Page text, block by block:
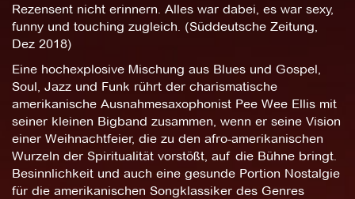
Rezensent nicht erinnern. Alles war dabei, es war sexy,
funny und touching zugleich. (Süddeutsche Zeitung,
Dez 2018)
Eine hochexplosive Mischung aus Blues und Gospel,
Soul, Jazz und Funk rührt der charismatische
amerikanische Ausnahmesaxophonist Pee Wee Ellis mit
seiner kleinen Bigband zusammen, wenn er seine Vision
einer Weihnachtfeier, die zu den afro-amerikanischen
Wurzeln der Spiritualität vorstößt, auf die Bühne bringt.
Besinnlichkeit und auch eine gesunde Portion Nostalgie
für die amerikanischen Songklassiker des Genres